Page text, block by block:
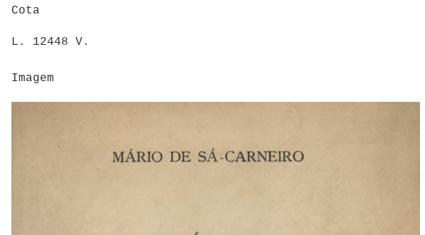
Cota
L. 12448 V.
Imagem